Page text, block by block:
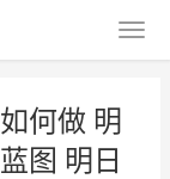
何做 明
图 明日